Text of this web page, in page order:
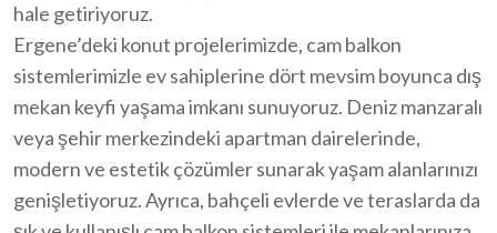
hale getiriyoruz.
Ergene’deki konut projelerimizde, cam balkon
sistemlerimizle ev sahiplerine dört mevsim boyunca dış
mekan keyfi yaşama imkanı sunuyoruz. Deniz manzaralı
veya şehir merkezindeki apartman dairelerinde,
modern ve estetik çözümler sunarak yaşam alanlarınızı
genişletiyoruz. Ayrıca, bahçeli evlerde ve teraslarda da